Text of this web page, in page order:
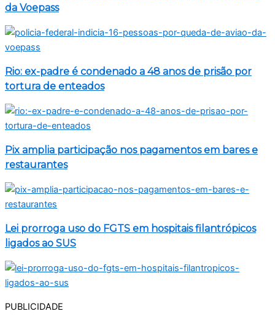
da Voepass
Rio: ex-padre é condenado a 48 anos de prisão por
tortura de enteados
Pix amplia participação nos pagamentos em bares e
restaurantes
Lei prorroga uso do FGTS em hospitais filantrópicos
ligados ao SUS
PUBLICIDADE